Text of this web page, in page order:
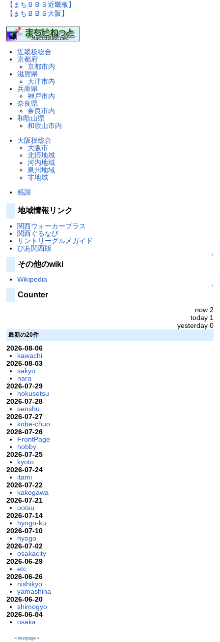
【まちＢＢＳ近畿板】
【まちＢＢＳ大阪】
近畿板総合
京都府
京都市内
滋賀県
大津市内
兵庫県
神戸市内
奈良県
奈良市内
和歌山県
和歌山市内
大阪板総合
大阪市
北摂地域
河内地域
泉州地域
非地域
感謝
地域情報リンク
関西ウォーカープラス
関西ぐるなび
サントリーグルメガイド
ぴあ関西版
↑
その他のwiki
Wikipedia
↑
Counter
now 2
today 1
yesterday 0
最新の20件
2026-08-06
kawachi
2026-08-03
sakyo
nara
2026-07-29
hokusetsu
2026-07-28
senshu
2026-07-27
kobe-chuo
2026-07-26
FrontPage
hobby
2026-07-25
kyoto
2026-07-24
itami
2026-07-22
kakogawa
2026-07-21
ootsu
2026-07-14
hyogo-ku
2026-07-10
hyogo
2026-07-02
osakacity
2026-06-29
etc
2026-06-26
nishikyo
yamashina
2026-06-20
shimogyo
2026-06-04
osaka
＜ newpage＞